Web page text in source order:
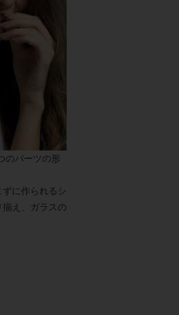
のパーツの形
に作られるシ
え、ガラスの